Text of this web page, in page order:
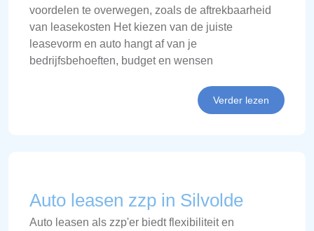
voordelen te overwegen, zoals de aftrekbaarheid
van leasekosten Het kiezen van de juiste
leasevorm en auto hangt af van je
bedrijfsbehoeften, budget en wensen
Verder lezen
Auto leasen zzp in Silvolde
Auto leasen als zzp'er biedt flexibiliteit en